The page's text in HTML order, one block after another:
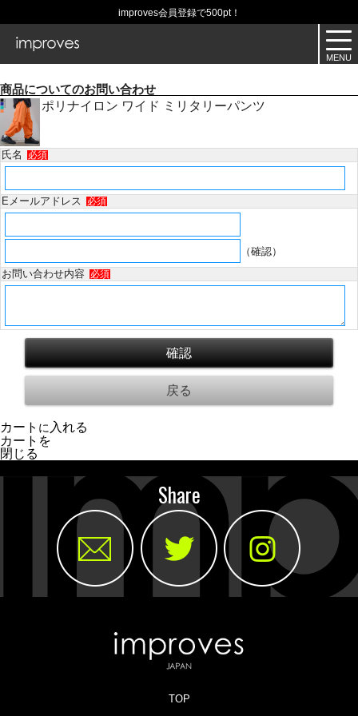
improves会員登録で500pt！
商品についてのお問い合わせ
ポリナイロン ワイド ミリタリーパンツ
氏名 必須
Eメールアドレス 必須
（確認）
お問い合わせ内容
必須
カート に入れる
カートを
閉じる
Share
TOP